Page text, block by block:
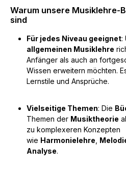
Warum unsere Musiklehre-
sind
Für jedes Niveau geeignet:
allgemeinen Musiklehre
Anfänger als auch an
Wissen erweitern möchten.
Lernstile und Ansprüche.
Vielseitige Themen: Die
Themen der Musiktheorie
zu komplexeren Konzepten
wie Harmonielehre
Analyse.